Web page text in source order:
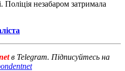
Поліція незабаром затримала
в Telegram. Підписуйтесь на